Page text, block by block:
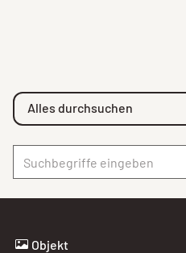
Alles durchsuchen
Objekt